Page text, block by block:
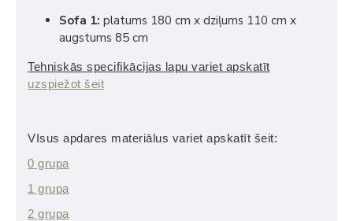
Sofa 1: platums 180 cm x dziļums 110 cm x
augstums 85 cm
Tehniskās specifikācijas lapu variet apskatīt
uzspiežot šeit
VIsus apdares materiālus variet apskatīt šeit:
0 grupa
1 grupa
2 grupa